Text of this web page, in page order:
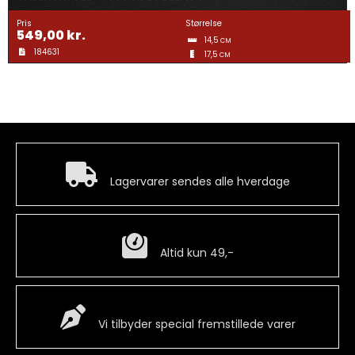
Gravering
Guldtræk
Medaljer
Mønter
Våbenskjold
Pris
549,00kr.
184631
Størrelse
14,5 CM
17,5 CM
Lagervarer sendes alle hverdage
Altid kun 49,-
Vi tilbyder special fremstillede varer